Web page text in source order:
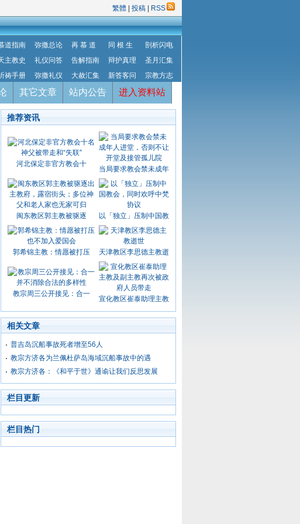
繁體 投稿 RSS
道指南 弥撒总论 再 慕 道 同 根 生
剖析闪电
主教史 礼仪问答 告解指南 辩护真理
圣月汇集
祷手册 弥撒礼仪 大赦汇集 新答客问 宗教方志
其它文章 站内公告 进入资料站
推荐资讯
河北保定非官方教会十
当局要求教会禁未成年
闽东教区郭主教被驱逐 以「独立」压制中国教
郭希锦主教：情愿被打压 天津教区李思德主教逝
教宗周三公开接见：合一
宣化教区崔泰助理主教
相关文章
普吉岛沉船事故死者增至56人
教宗方济各为兰佩杜萨岛海域沉船事故中的遇
教宗方济各：《和平于世》通谕让我们反思发展
栏目更新
栏目热门